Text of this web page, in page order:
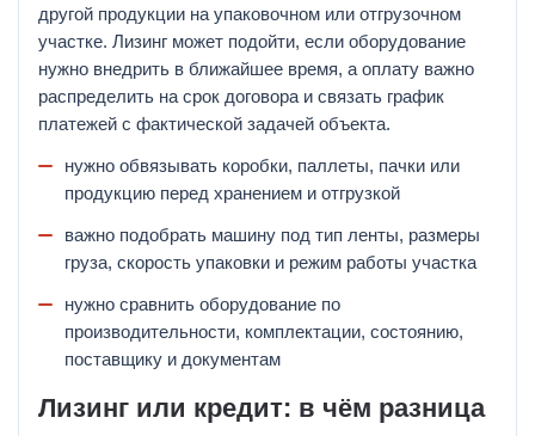
другой продукции на упаковочном или отгрузочном
участке. Лизинг может подойти, если оборудование
нужно внедрить в ближайшее время, а оплату важно
распределить на срок договора и связать график
платежей с фактической задачей объекта.
нужно обвязывать коробки, паллеты, пачки или
продукцию перед хранением и отгрузкой
важно подобрать машину под тип ленты, размеры
груза, скорость упаковки и режим работы участка
нужно сравнить оборудование по
производительности, комплектации, состоянию,
поставщику и документам
Лизинг или кредит: в чём разница